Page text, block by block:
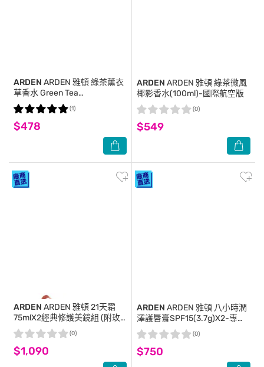
ARDEN ARDEN 雅頓 綠茶薰衣
草香水 Green Tea
Lavender(100ml) EDT-國際航
空版
$478
(1)
ARDEN ARDEN 雅頓 綠茶微風
椰影香水(100ml)-國際航空版
$549
(0)
ARDEN ARDEN 雅頓 21天霜
75mlX2經典修護美鏡組 (附玫
瑰手拿鏡+旅行收納袋)-國際航
空版
$1,090
(0)
ARDEN ARDEN 雅頓 八小時潤
澤護唇膏SPF15(3.7g)X2-專櫃
公司貨
$750
(0)